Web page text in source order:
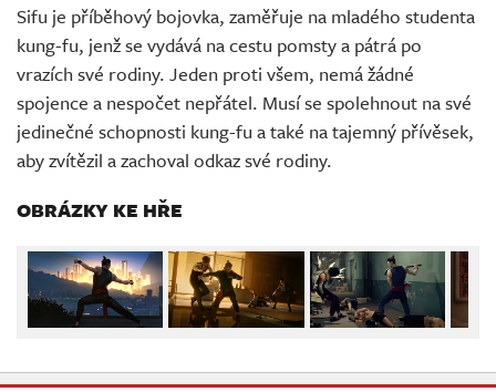
Živě
Sifu je příběhový bojovka, zaměřuje na mladého studenta
kung-fu, jenž se vydává na cestu pomsty a pátrá po
vrazích své rodiny. Jeden proti všem, nemá žádné
spojence a nespočet nepřátel. Musí se spolehnout na své
jedinečné schopnosti kung-fu a také na tajemný přívěsek,
aby zvítězil a zachoval odkaz své rodiny.
OBRÁZKY KE HŘE